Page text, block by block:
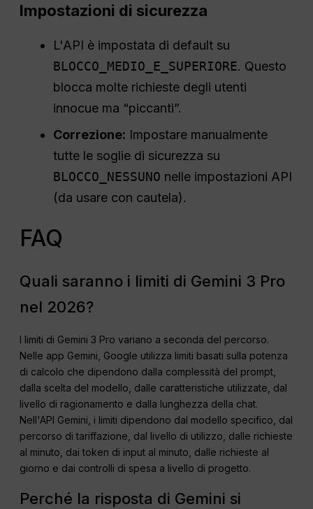
Impostazioni di sicurezza
L'API è impostata di default su
BLOCCO_MEDIO_E_SUPERIORE. Questo
blocca molte richieste degli utenti
innocue ma “piccanti”.
Correzione: Impostare manualmente
tutte le soglie di sicurezza su
BLOCCO_NESSUNO nelle impostazioni API
(da usare con cautela).
FAQ
Quali saranno i limiti di Gemini 3 Pro
nel 2026?
I limiti di Gemini 3 Pro variano a seconda del percorso.
Nelle app Gemini, Google utilizza limiti basati sulla potenza
di calcolo che dipendono dalla complessità del prompt,
dalla scelta del modello, dalle caratteristiche utilizzate, dal
livello di ragionamento e dalla lunghezza della chat.
Nell'API Gemini, i limiti dipendono dal modello specifico, dal
percorso di tariffazione, dal livello di utilizzo, dalle richieste
al minuto, dai token di input al minuto, dalle richieste al
giorno e dai controlli di spesa a livello di progetto.
Perché la risposta di Gemini si